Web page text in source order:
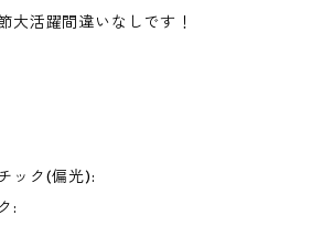
大活躍間違いなしです！
ック(偏光):
: